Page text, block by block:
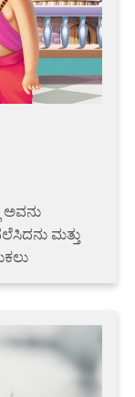
ಅವನು
ಮತ್ತು